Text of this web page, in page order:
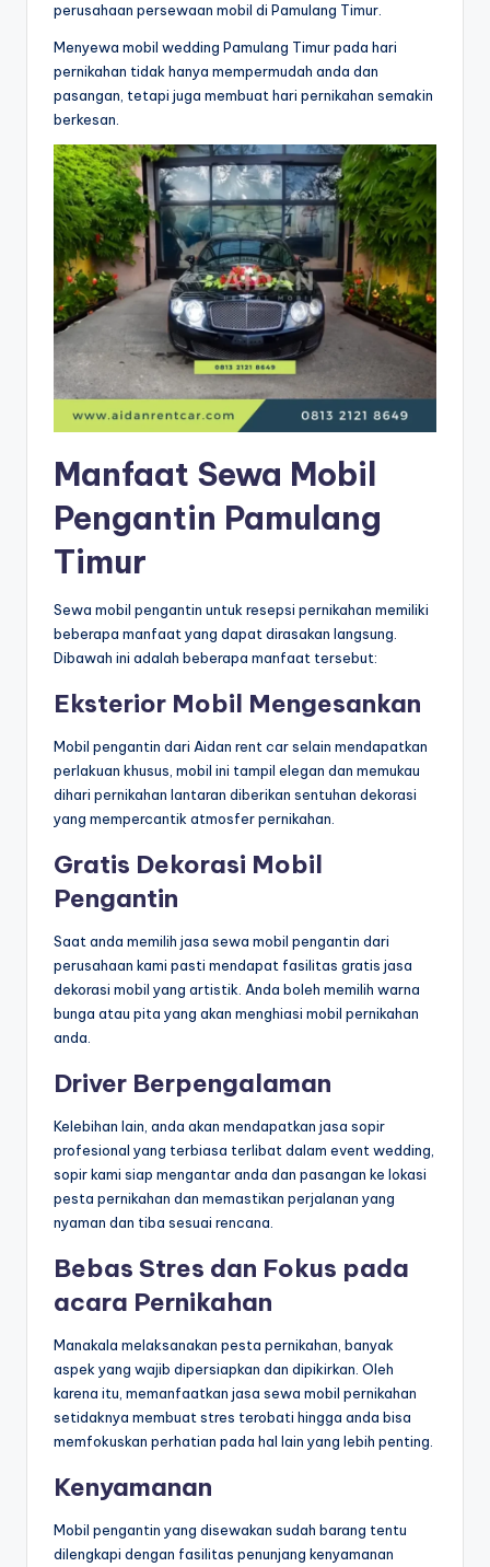
perusahaan persewaan mobil di Pamulang Timur.
Menyewa mobil wedding Pamulang Timur pada hari
pernikahan tidak hanya mempermudah anda dan
pasangan, tetapi juga membuat hari pernikahan semakin
berkesan.
Manfaat Sewa Mobil
Pengantin Pamulang
Timur
Sewa mobil pengantin untuk resepsi pernikahan memiliki
beberapa manfaat yang dapat dirasakan langsung.
Dibawah ini adalah beberapa manfaat tersebut:
Eksterior Mobil Mengesankan
Mobil pengantin dari Aidan rent car selain mendapatkan
perlakuan khusus, mobil ini tampil elegan dan memukau
dihari pernikahan lantaran diberikan sentuhan dekorasi
yang mempercantik atmosfer pernikahan.
Gratis Dekorasi Mobil
Pengantin
Saat anda memilih jasa sewa mobil pengantin dari
perusahaan kami pasti mendapat fasilitas gratis jasa
dekorasi mobil yang artistik. Anda boleh memilih warna
bunga atau pita yang akan menghiasi mobil pernikahan
anda.
Driver Berpengalaman
Kelebihan lain, anda akan mendapatkan jasa sopir
profesional yang terbiasa terlibat dalam event wedding,
sopir kami siap mengantar anda dan pasangan ke lokasi
pesta pernikahan dan memastikan perjalanan yang
nyaman dan tiba sesuai rencana.
Bebas Stres dan Fokus pada
acara Pernikahan
Manakala melaksanakan pesta pernikahan, banyak
aspek yang wajib dipersiapkan dan dipikirkan. Oleh
karena itu, memanfaatkan jasa sewa mobil pernikahan
setidaknya membuat stres terobati hingga anda bisa
memfokuskan perhatian pada hal lain yang lebih penting.
Kenyamanan
Mobil pengantin yang disewakan sudah barang tentu
dilengkapi dengan fasilitas penunjang kenyamanan